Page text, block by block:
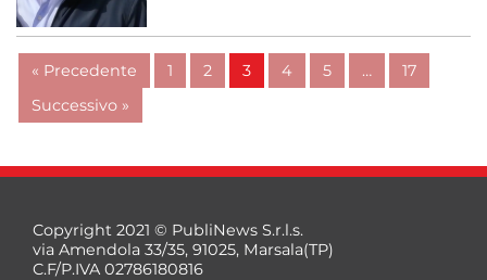
« Precedente 1 2 3 4 5 …
17
Successivo »
Copyright 2021 © PubliNews S.r.l.s.
via Amendola 33/35, 91025, Marsala(TP)
C.F/P.IVA 02786180816